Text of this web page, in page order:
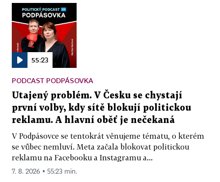
55:23
PODCAST PODPÁSOVKA
Utajený problém. V Česku se chystají
první volby, kdy sítě blokují politickou
reklamu. A hlavní oběť je nečekaná
V Podpásovce se tentokrát věnujeme tématu, o kterém
se vůbec nemluví. Meta začala blokovat politickou
reklamu na Facebooku a Instagramu a...
7. 8. 2026 ▪ 55:23 min.